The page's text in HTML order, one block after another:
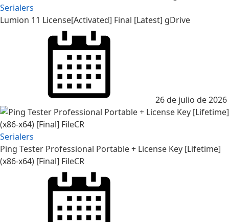
Serialers
Lumion 11 License[Activated] Final [Latest] gDrive
26 de julio de 2026
Serialers
Ping Tester Professional Portable + License Key [Lifetime]
(x86-x64) [Final] FileCR